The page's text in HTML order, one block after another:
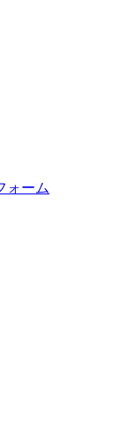
ォーム